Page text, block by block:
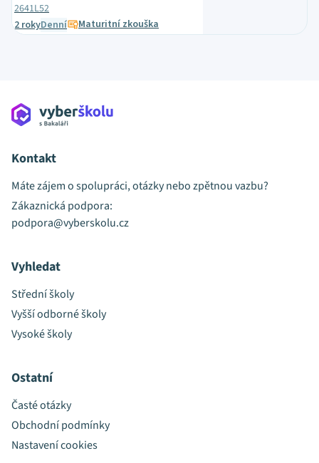
2641L52
2 rokyDenní Maturitní zkouška
Kontakt
Máte zájem o spolupráci, otázky nebo zpětnou vazbu?
Zákaznická podpora:
podpora@vyberskolu.cz
Vyhledat
Střední školy
Vyšší odborné školy
Vysoké školy
Ostatní
Časté otázky
Obchodní podmínky
Nastavení cookies